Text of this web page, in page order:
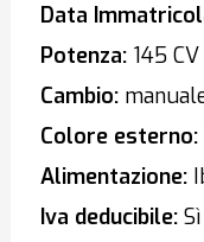
Data
Potenza:145
Cambio:
Colore esterno:
Alimentazione:
Iva deducibile:Sì